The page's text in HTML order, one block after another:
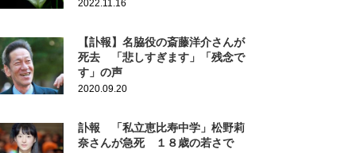
2022.11.16
【訃報】名脇役の斎藤洋介さんが
死去 「悲しすぎます」「残念で
す」の声
2020.09.20
訃報 「私立恵比寿中学」松野莉
奈さんが急死 １８歳の若さで